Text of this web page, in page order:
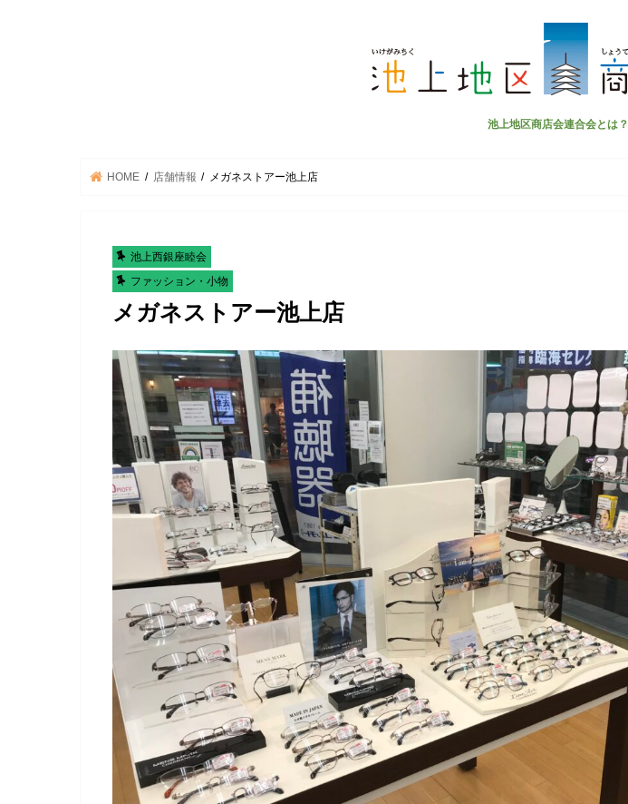
池上地区商店会連合会とは？
HOME 店舗情報 メガネストアー池上店
池上西銀座睦会
ファッション・小物
メガネストアー池上店